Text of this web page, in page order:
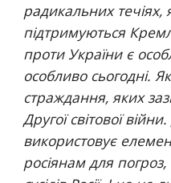
радикальних течіях,
підтримуються
проти України є
особливо сьогодні.
страждання, яких
Другої світової
використовує
росіянам для